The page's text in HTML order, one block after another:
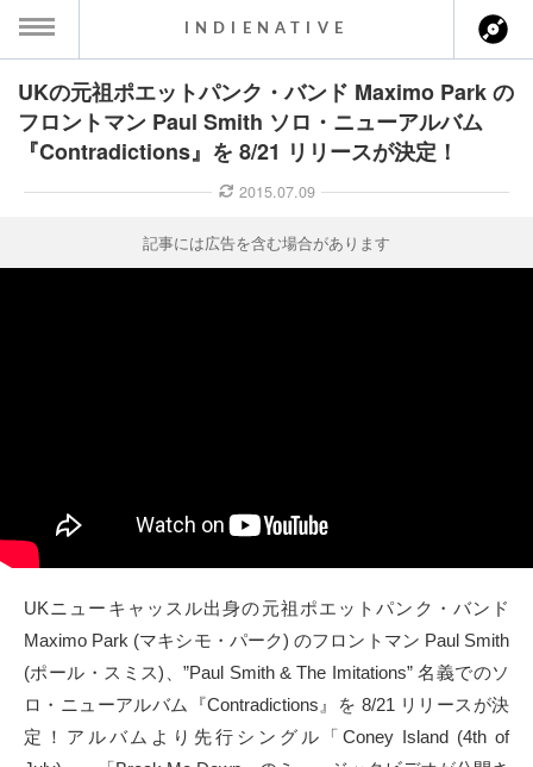
MENU
ス一覧
ト情報
クト
Twitter
Facebook
INDIENATIVE
UKの元祖ポエットパンク・バンド Maximo Park の
フロントマン Paul Smith ソロ・ニューアルバム
『Contradictions』を 8/21 リリースが決定！
2015.07.09
記事には広告を含む場合があります
UKニューキャッスル出身の元祖ポエットパンク・バンド
Maximo Park (マキシモ・パーク) のフロントマン Paul Smith
(ポール・スミス)、”Paul Smith & The Imitations” 名義でのソ
ロ・ニューアルバム『Contradictions』を 8/21 リリースが決
定！アルバムより先行シングル「Coney Island (4th of